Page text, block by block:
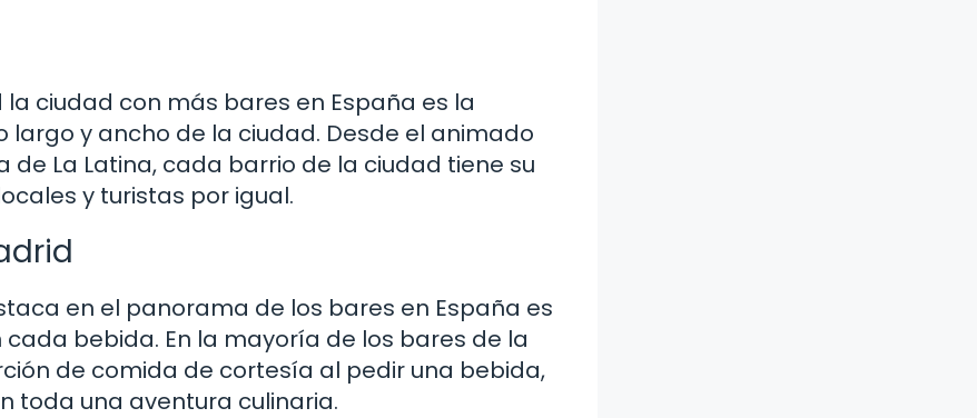
ciudad con más bares en España es la
y ancho de la ciudad. Desde el animado
La Latina, cada barrio de la ciudad tiene su
y turistas por igual.
en el panorama de los bares en España es
bebida. En la mayoría de los bares de la
de comida de cortesía al pedir una bebida,
toda una aventura culinaria.